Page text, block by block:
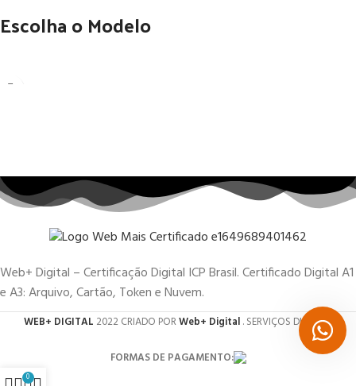
Escolha o Modelo
Web+ Digital – Certificação Digital ICP Brasil. Certificado Digital A1
e A3: Arquivo, Cartão, Token e Nuvem.
WEB+ DIGITAL 2022 CRIADO PORWeb+ Digital. SERVIÇOS DIGITAIS.
FORMAS DE PAGAMENTO:
0